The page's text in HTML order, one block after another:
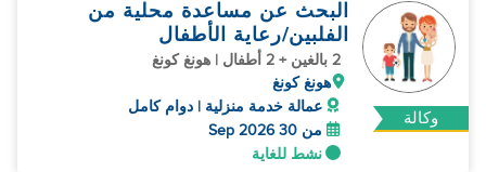
وكالة
البحث عن مساعدة محلية من
الفلبين/رعاية الأطفال
2 بالغين + 2 أطفال | هونغ كونغ
هونغ كونغ
عمالة خدمة منزلية | دوام كامل
من 30 Sep 2026
نشط للغاية